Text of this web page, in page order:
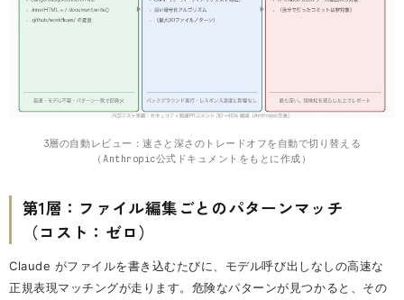
3層の自動レビュー：速さと深さのトレードオフを自動で切り替える
（Anthropic公式ドキュメントをもとに作成）
第1層：ファイル編集ごとのパターンマッチ
（コスト：ゼロ）
Claude がファイルを書き込むたびに、モデル呼び出しなしの高速な
正規表現マッチングが走ります。危険なパターンが見つかると、その